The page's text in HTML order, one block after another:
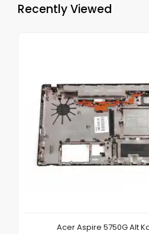
Recently Viewed
Acer Aspire 5750G Alt